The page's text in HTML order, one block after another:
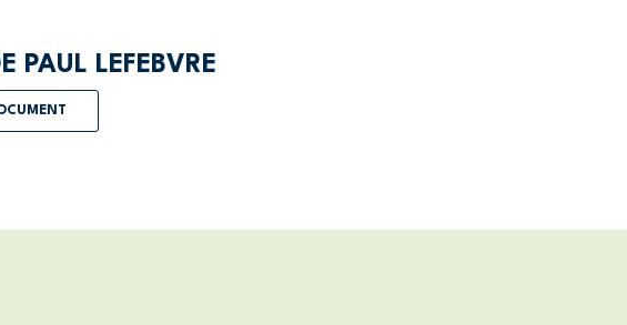
PAUL LEFEBVRE